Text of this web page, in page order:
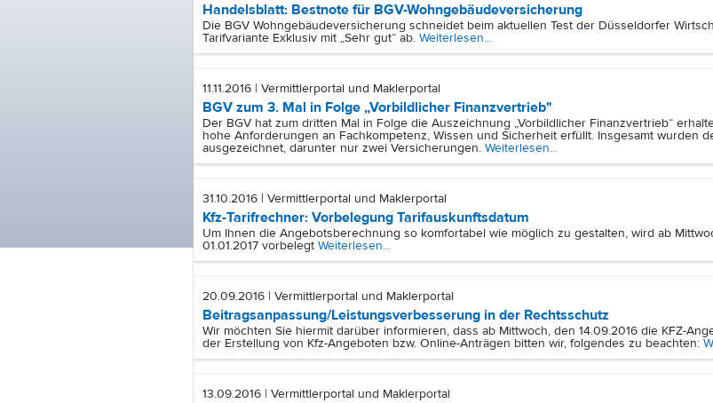
Handelsblatt: Bestnote für BGV-Wohngebäudeversicherung
Die BGV Wohngebäudeversicherung schneidet beim aktuellen Test der Düsseldorfer
Tarifvariante Exklusiv mit „Sehr gut“ ab. Weiterlesen...
11.11.2016 | Vermittlerportal und Maklerportal
BGV zum 3. Mal in Folge „Vorbildlicher Finanzvertrieb"
Der BGV hat zum dritten Mal in Folge die Auszeichnung „Vorbildlicher Finanzvertrieb“
hohe Anforderungen an Fachkompetenz, Wissen und Sicherheit erfüllt. Insgesamt wurden
ausgezeichnet, darunter nur zwei Versicherungen. Weiterlesen...
31.10.2016 | Vermittlerportal und Maklerportal
Kfz-Tarifrechner: Vorbelegung Tarifauskunftsdatum
Um Ihnen die Angebotsberechnung so komfortabel wie möglich zu gestalten, wird ab
01.01.2017 vorbelegt Weiterlesen...
20.09.2016 | Vermittlerportal und Maklerportal
Beitragsanpassung/Leistungsverbesserung in der Rechtsschutz
Wir möchten Sie hiermit darüber informieren, dass ab Mittwoch, den 14.09.2016 die KFZ-
der Erstellung von Kfz-Angeboten bzw. Online-Anträgen bitten wir, folgendes zu beachten:
13.09.2016 | Vermittlerportal und Maklerportal